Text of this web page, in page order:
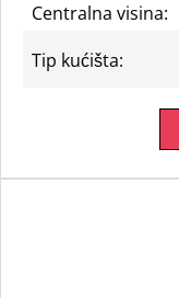
Centralna visina:
Tip kućišta: